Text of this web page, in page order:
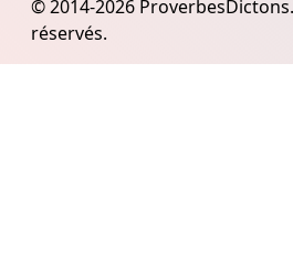
© 2014-2026
réservés.